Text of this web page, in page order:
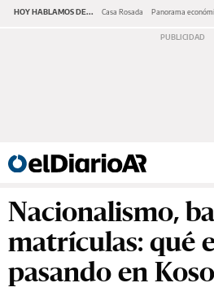
HOY HABLAMOS DE... Casa Rosada Panorama
Nacionalismo,
matrículas: qué
pasando en